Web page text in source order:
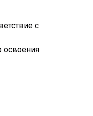
с
освоения